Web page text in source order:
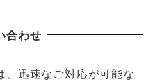
合わせ
、迅速なご対応が可能な